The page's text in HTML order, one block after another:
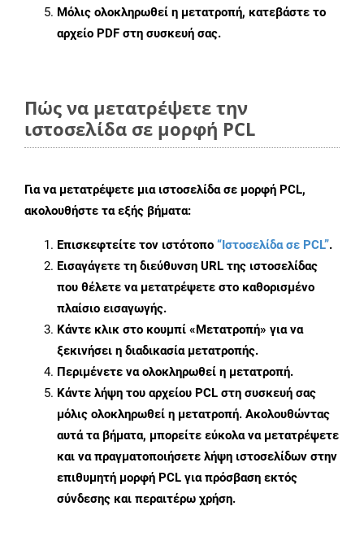
Μόλις ολοκληρωθεί η μετατροπή, κατεβάστε το
αρχείο PDF στη συσκευή σας.
Πώς να μετατρέψετε την
ιστοσελίδα σε μορφή PCL
Για να μετατρέψετε μια ιστοσελίδα σε μορφή PCL,
ακολουθήστε τα εξής βήματα:
Επισκεφτείτε τον ιστότοπο “Ιστοσελίδα σε PCL”.
Εισαγάγετε τη διεύθυνση URL της ιστοσελίδας
που θέλετε να μετατρέψετε στο καθορισμένο
πλαίσιο εισαγωγής.
Κάντε κλικ στο κουμπί «Μετατροπή» για να
ξεκινήσει η διαδικασία μετατροπής.
Περιμένετε να ολοκληρωθεί η μετατροπή.
Κάντε λήψη του αρχείου PCL στη συσκευή σας
μόλις ολοκληρωθεί η μετατροπή. Ακολουθώντας
αυτά τα βήματα, μπορείτε εύκολα να μετατρέψετε
και να πραγματοποιήσετε λήψη ιστοσελίδων στην
επιθυμητή μορφή PCL για πρόσβαση εκτός
σύνδεσης και περαιτέρω χρήση.